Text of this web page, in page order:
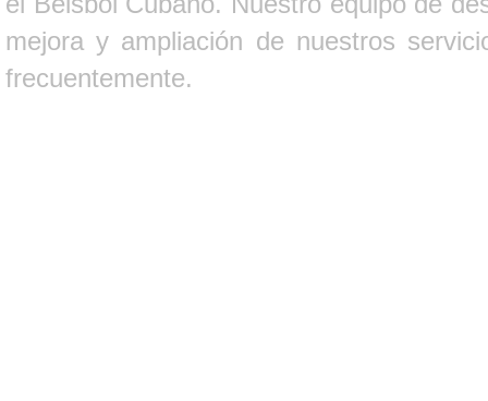
mejora y ampliación de nuestros
frecuentemente.